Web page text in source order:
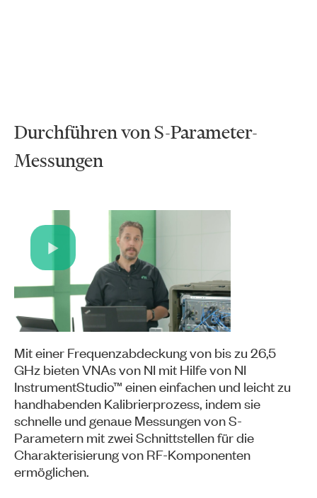
Durchführen von S-Parameter-
Messungen
Mit einer Frequenzabdeckung von bis zu 26,5
GHz bieten VNAs von NI mit Hilfe von NI
InstrumentStudio™ einen einfachen und leicht zu
handhabenden Kalibrierprozess, indem sie
schnelle und genaue Messungen von S-
Parametern mit zwei Schnittstellen für die
Charakterisierung von RF-Komponenten
ermöglichen.